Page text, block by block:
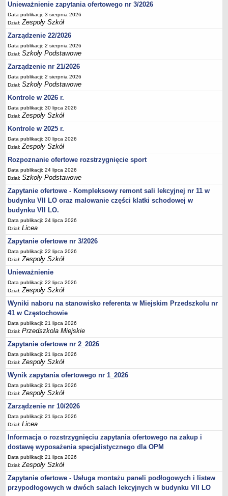
Kontrole
Rejestry, ewidencje, archiwa
Sprawozdania
Deklaracja dostępności
PORADNIE PSYCHOLOGICZNO-PEDAGOGICZNE
Zespół Poradni
BIURO FINANSÓW OŚWIATY
Dane podstawowe
Statut
Majątek
Godziny dyżurów
Ogłoszenia
Zarządzenia
Rejestry, ewidencje, archiwa
Kontrole
PONOWNE WYKORZYSTYWANIE
Sprawozdania
Deklaracja dostępności
PONOWNE WYKORZYSTYWANIE
UDOSTĘPNIANIE INFORMACJI PUBLICZNEJ
OCHRONA DANYCH OSOBOWYCH
Unieważnienie zapytania ofertowego nr 3/2026
Data publikacji: 3 sierpnia 2026
Dział:Zespoły Szkół
Zarządzenie 22/2026
Data publikacji: 2 sierpnia 2026
Dział:Szkoły Podstawowe
Zarządzenie nr 21/2026
Data publikacji: 2 sierpnia 2026
Dział:Szkoły Podstawowe
Kontrole w 2026 r.
Data publikacji: 30 lipca 2026
Dział:Zespoły Szkół
Kontrole w 2025 r.
Data publikacji: 30 lipca 2026
Dział:Zespoły Szkół
Rozpoznanie ofertowe rozstrzygnięcie sport
Data publikacji: 24 lipca 2026
Dział:Szkoły Podstawowe
Zapytanie ofertowe - Kompleksowy remont sali lekcyjnej nr 11 w
budynku VII LO oraz malowanie części klatki schodowej w
budynku VII LO.
Data publikacji: 24 lipca 2026
Dział:Licea
Zapytanie ofertowe nr 3/2026
Data publikacji: 22 lipca 2026
Dział:Zespoły Szkół
Unieważnienie
Data publikacji: 22 lipca 2026
Dział:Zespoły Szkół
Wyniki naboru na stanowisko referenta w Miejskim Przedszkolu nr
41 w Częstochowie
Data publikacji: 21 lipca 2026
Dział:Przedszkola Miejskie
Zapytanie ofertowe nr 2_2026
Data publikacji: 21 lipca 2026
Dział:Zespoły Szkół
Wynik zapytania ofertowego nr 1_2026
Data publikacji: 21 lipca 2026
Dział:Zespoły Szkół
Zarządzenie nr 10/2026
Data publikacji: 21 lipca 2026
Dział:Licea
Informacja o rozstrzygnięciu zapytania ofertowego na zakup i
dostawę wyposażenia specjalistycznego dla OPM
Data publikacji: 21 lipca 2026
Dział:Zespoły Szkół
Zapytanie ofertowe - Usługa montażu paneli podłogowych i listew
przypodłogowych w dwóch salach lekcyjnych w budynku VII LO